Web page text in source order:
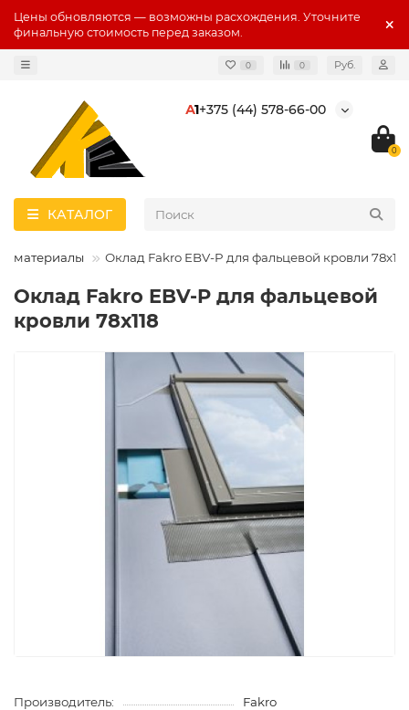
Цены обновляются — возможны расхождения. Уточните
финальную стоимость перед заказом.
0 0 Руб.
А1+375 (44) 578-66-00
0
КАТАЛОГ
материалы Оклад Fakro EBV-P для фальцевой кровли 78х118
Оклад Fakro EBV-P для фальцевой
кровли 78х118
Производитель:
Fakro